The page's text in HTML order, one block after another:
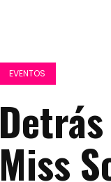
EVENTOS
Miss